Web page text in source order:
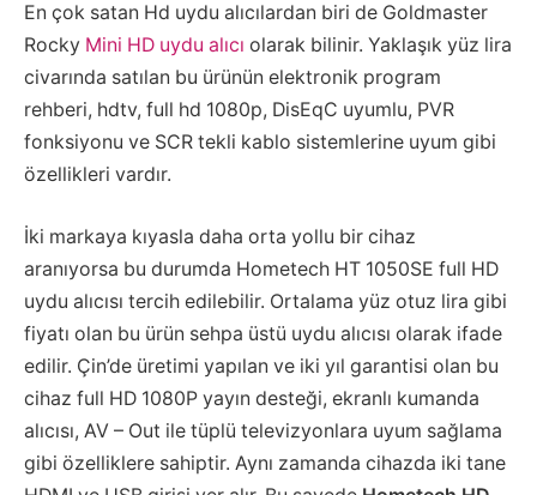
En çok satan Hd uydu alıcılardan biri de Goldmaster
Rocky Mini HD uydu alıcı olarak bilinir. Yaklaşık yüz lira
civarında satılan bu ürünün elektronik program
rehberi, hdtv, full hd 1080p, DisEqC uyumlu, PVR
fonksiyonu ve SCR tekli kablo sistemlerine uyum gibi
özellikleri vardır.
İki markaya kıyasla daha orta yollu bir cihaz
aranıyorsa bu durumda Hometech HT 1050SE full HD
uydu alıcısı tercih edilebilir. Ortalama yüz otuz lira gibi
fiyatı olan bu ürün sehpa üstü uydu alıcısı olarak ifade
edilir. Çin’de üretimi yapılan ve iki yıl garantisi olan bu
cihaz full HD 1080P yayın desteği, ekranlı kumanda
alıcısı, AV – Out ile tüplü televizyonlara uyum sağlama
gibi özelliklere sahiptir. Aynı zamanda cihazda iki tane